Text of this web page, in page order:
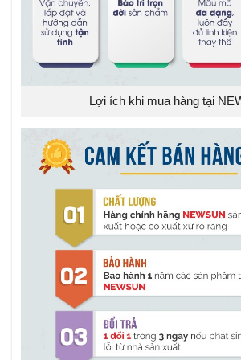
Lợi ích khi mua hàng tại